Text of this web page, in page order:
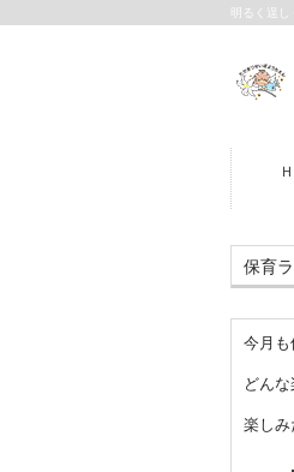
明るく逞
保育
今月も
どん
楽しみ